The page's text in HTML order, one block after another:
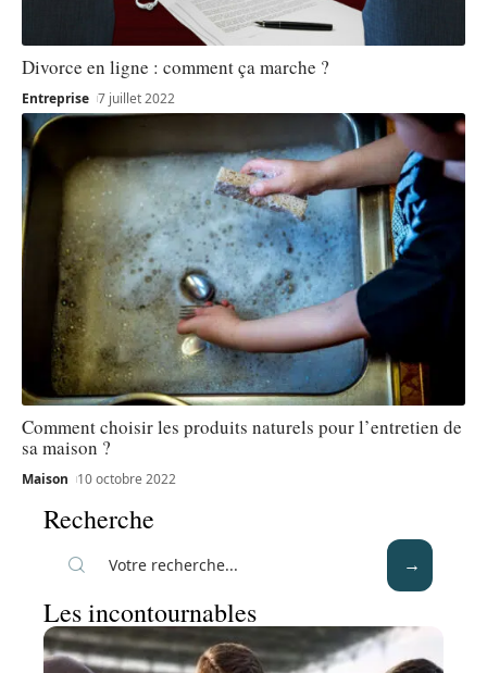
Divorce en ligne : comment ça marche ?
Entreprise 7 juillet 2022
Comment choisir les produits naturels pour l’entretien de
sa maison ?
Maison 10 octobre 2022
Recherche
Les incontournables